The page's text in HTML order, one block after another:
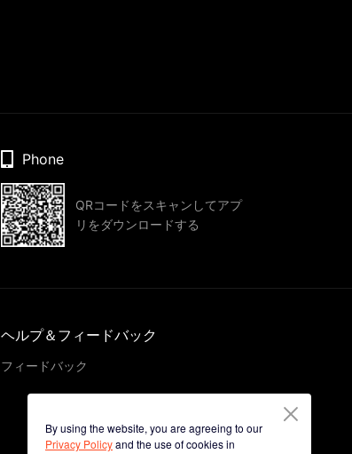
By using the website, you are agreeing to our
Privacy Policyand the use of cookies in
Phone
QRコードをスキャンしてアプ
リをダウンロードする
ヘルプ＆フィードバック
フィードバック